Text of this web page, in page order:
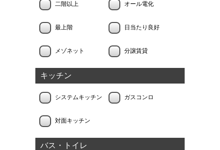
二階以上 オール電化
最上階 日当たり良好
メゾネット 分譲賃貸
キッチン
システムキッチン ガスコンロ
対面キッチン
バス・トイレ